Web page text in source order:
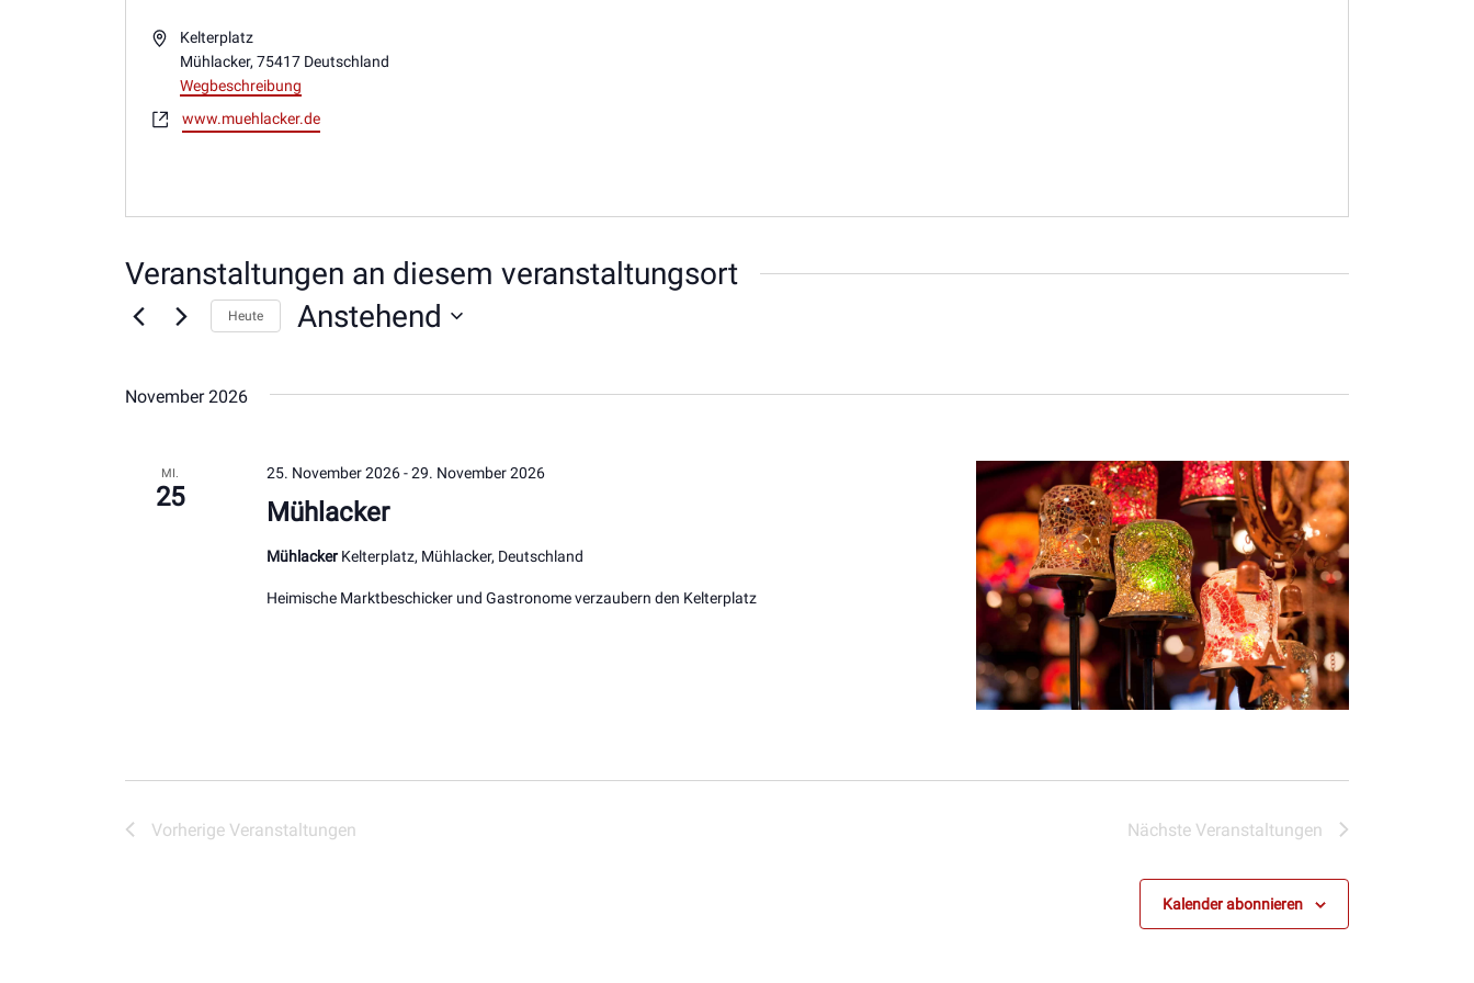
AdresseKelterplatz
Mühlacker, 75417 Deutschland
Wegbeschreibung
Webseitewww.muehlacker.de
Veranstaltungen an diesem veranstaltungsort
Heute Anstehend
November 2026
MI.
25 Mühlacker
25. November 2026-29. November 2026
Mühlacker Kelterplatz, Mühlacker, Deutschland
Heimische Marktbeschicker und Gastronome verzaubern den Kelterplatz
Vorherige Veranstaltungen Nächste Veranstaltungen
Kalender abonnieren